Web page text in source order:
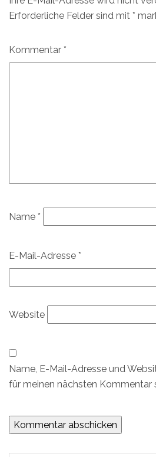
Erforderliche Felder sind mit *
Kommentar *
Name *
E-Mail-Adresse *
Website
Name, E-Mail-Adresse und
für meinen nächsten Kommentar